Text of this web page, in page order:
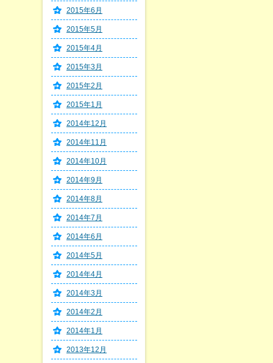
2015年6月
2015年5月
2015年4月
2015年3月
2015年2月
2015年1月
2014年12月
2014年11月
2014年10月
2014年9月
2014年8月
2014年7月
2014年6月
2014年5月
2014年4月
2014年3月
2014年2月
2014年1月
2013年12月